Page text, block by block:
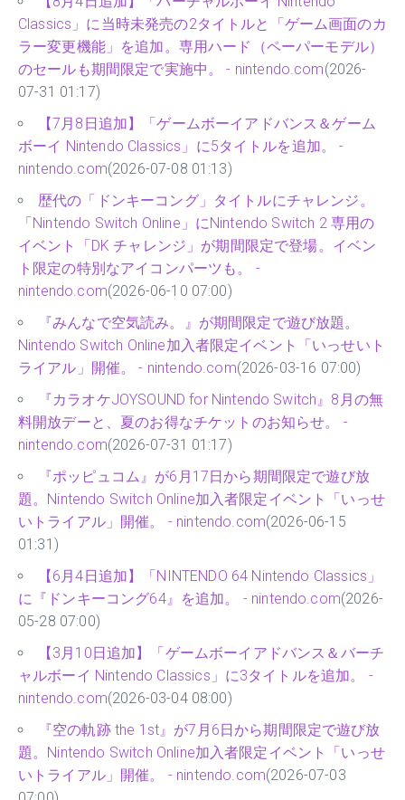
Classics」に当時未発売の2タイトルと「ゲーム画面のカ
ラー変更機能」を追加。専用ハード（ペーパーモデル）
のセールも期間限定で実施中。 - nintendo.com(2026-
07-31 01:17)
【7月8日追加】「ゲームボーイアドバンス＆ゲーム
ボーイ Nintendo Classics」に5タイトルを追加。 -
nintendo.com(2026-07-08 01:13)
歴代の「ドンキーコング」タイトルにチャレンジ。
「Nintendo Switch Online」にNintendo Switch 2 専用の
イベント「DK チャレンジ」が期間限定で登場。イベン
ト限定の特別なアイコンパーツも。 -
nintendo.com(2026-06-10 07:00)
『みんなで空気読み。』が期間限定で遊び放題。
Nintendo Switch Online加入者限定イベント「いっせいト
ライアル」開催。 - nintendo.com(2026-03-16 07:00)
『カラオケJOYSOUND for Nintendo Switch』8月の無
料開放デーと、夏のお得なチケットのお知らせ。 -
nintendo.com(2026-07-31 01:17)
『ポッピュコム』が6月17日から期間限定で遊び放
題。Nintendo Switch Online加入者限定イベント「いっせ
いトライアル」開催。 - nintendo.com(2026-06-15
01:31)
【6月4日追加】「NINTENDO 64 Nintendo Classics」
に『ドンキーコング64』を追加。 - nintendo.com(2026-
05-28 07:00)
【3月10日追加】「ゲームボーイアドバンス＆バーチ
ャルボーイ Nintendo Classics」に3タイトルを追加。 -
nintendo.com(2026-03-04 08:00)
『空の軌跡 the 1st』が7月6日から期間限定で遊び放
題。Nintendo Switch Online加入者限定イベント「いっせ
いトライアル」開催。 - nintendo.com(2026-07-03